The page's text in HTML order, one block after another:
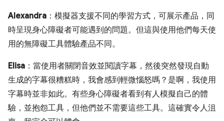
Alexandra ：模擬器支援不同的學習方式，可展示產品，同
時呈現身心障礙者可能遇到的問題。但這與使用他們每天使
用的無障礙工具體驗產品不同。
Elisa ：當使用者關閉音效並閱讀字幕，然後突然發現自動
生成的字幕很糟糕時，我會感到輕微惱怒嗎？是啊，我使用
字幕時並非如此。有些身心障礙者看到有人模擬自己的體
驗，並抱怨工具，但他們並不需要這些工具。這確實令人沮